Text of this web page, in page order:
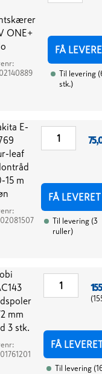
ONE+
FÅ
Til levering (
stk.)
E-
leaf
15 m
FÅ LEVERET
Til levering (3
ruller)
mm
3 stk.
(
FÅ
Til levering (